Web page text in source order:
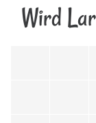
Wird